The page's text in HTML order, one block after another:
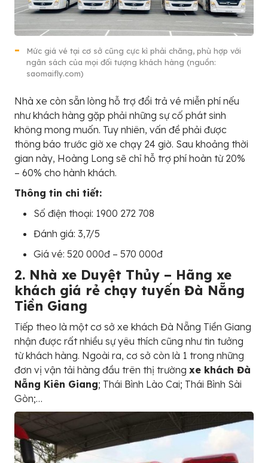
Mức giá vé tại cơ sở cũng cực kì phải chăng, phù hợp với
ngân sách của mọi đối tượng khách hàng (nguồn:
saomaifly.com)
Nhà xe còn sẵn lòng hỗ trợ đổi trả vé miễn phí nếu
như khách hàng gặp phải những sự cố phát sinh
không mong muốn. Tuy nhiên, vấn đề phải được
thông báo trước giờ xe chạy 24 giờ. Sau khoảng thời
gian này, Hoàng Long sẽ chỉ hỗ trợ phí hoàn từ 20%
– 60% cho hành khách.
Thông tin chi tiết:
Số điện thoại: 1900 272 708
Đánh giá: 3,7/5
Giá vé: 520 000đ – 570 000đ
2. Nhà xe Duyệt Thủy – Hãng xe
khách giá rẻ chạy tuyến Đà Nẵng
Tiền Giang
Tiếp theo là một cơ sở xe khách Đà Nẵng Tiền Giang
nhận được rất nhiều sự yêu thích cũng như tin tưởng
từ khách hàng. Ngoài ra, cơ sở còn là 1 trong những
đơn vị vận tải hàng đầu trên thị trường xe khách Đà
Nẵng Kiên Giang; Thái Bình Lào Cai; Thái Bình Sài
Gòn;…